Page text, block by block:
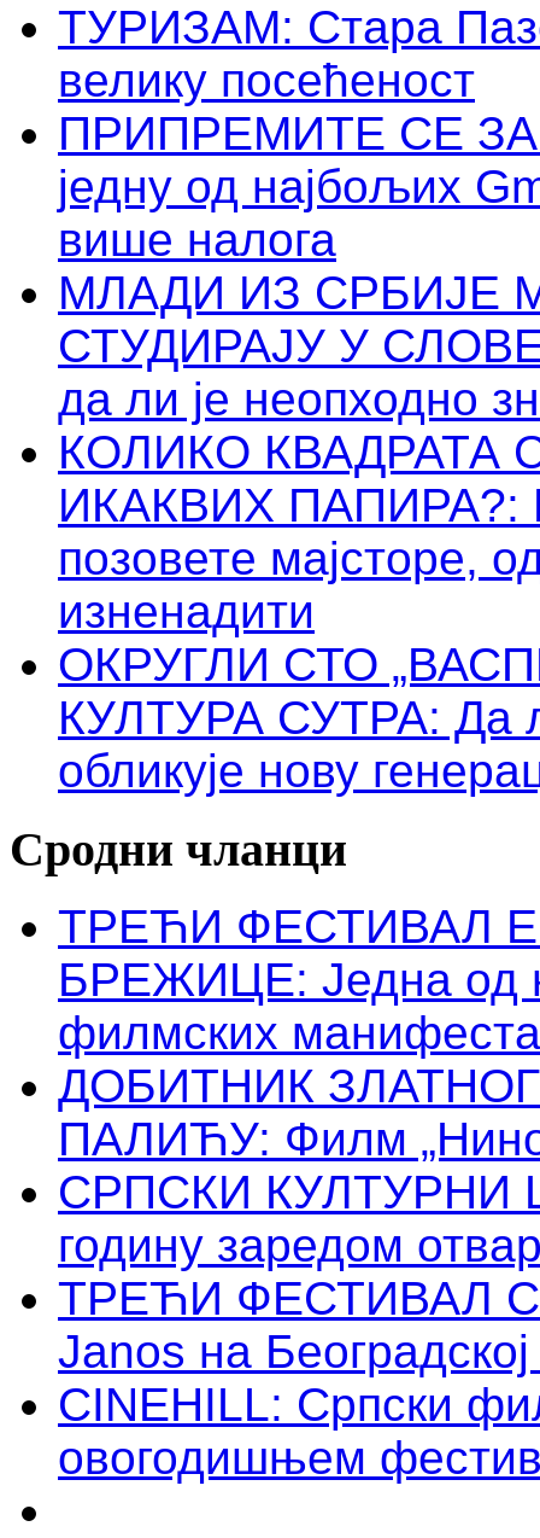
ТУРИЗАМ: Стара
велику посећеност
ПРИПРЕМИТЕ СЕ ЗА
једну од најбољих
више налога
МЛАДИ ИЗ СРБИЈЕ
СТУДИРАЈУ У
да ли је неопходно
КОЛИКО КВАДРАТА
ИКАКВИХ ПАПИРА?:
позовете мајсторе,
изненадити
ОКРУГЛИ СТО
КУЛТУРА СУТРА: Да
обликује нову
Сродни чланци
ТРЕЋИ ФЕСТИВАЛ
БРЕЖИЦЕ: Једна од
филмских
ДОБИТНИК
ПАЛИЋУ: Филм „Нино
СРПСКИ КУЛТУРНИ
годину заредом
ТРЕЋИ ФЕСТИВАЛ
Janos на
CINEHILL: Српски
овогодишњем